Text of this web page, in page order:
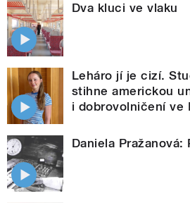
Dva kluci ve vlaku
Leháro jí je cizí.
stihne americkou
i dobrovolničení ve
Daniela Pražanová: